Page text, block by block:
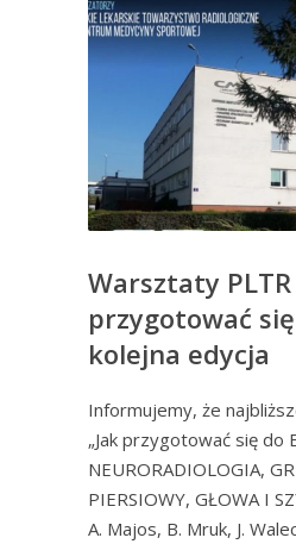
Warsztaty PLTR
przygotować się
kolejna edycja
Informujemy, że
„Jak przygotować się do
NEURORADIOLOGIA,
PIERSIOWY, GŁOWA I
A. Majos, B. Mruk, J.